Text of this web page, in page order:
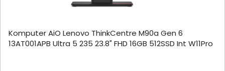
Komputer AiO Lenovo ThinkCentre M90a Gen 6
13AT001APB Ultra 5 235 23.8" FHD 16GB 512SSD Int W11Pro